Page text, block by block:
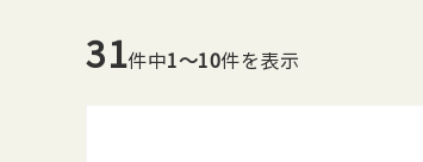
31件中1～10件を表示